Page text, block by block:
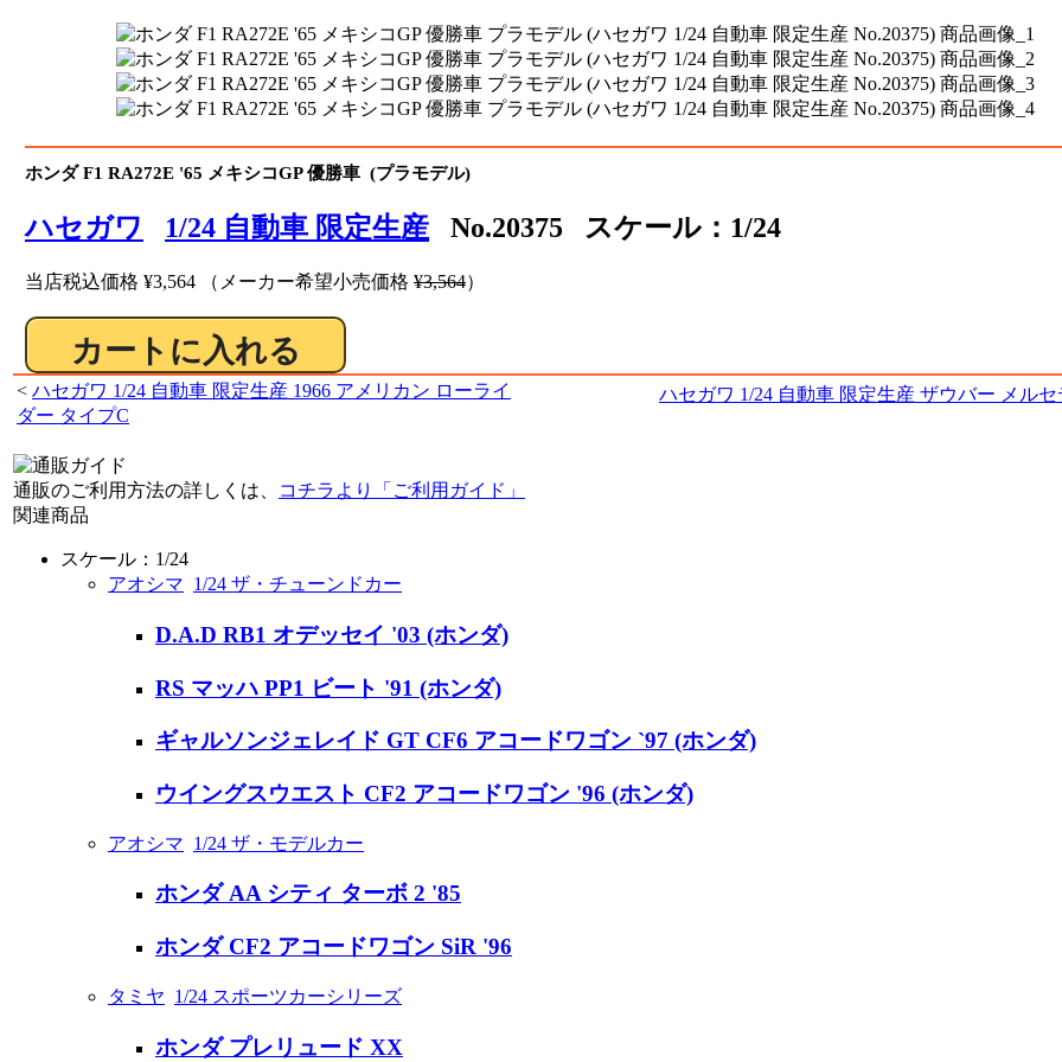
ホンダ F1 RA272E '65 メキシコGP 優勝車 (プラモデル)
ハセガワ 1/24 自動車 限定生産 No.20375 スケール：1/24
当店税込価格 ¥3,564 （メーカー希望小売価格 ¥3,564）
< ハセガワ 1/24 自動車 限定生産 1966 アメリカン ローライ
ダー タイプC
ハセガワ 1/24 自動車 限定生産 ザウバー メルセ
通販のご利用方法の詳しくは、
コチラより「ご利用ガイド」
関連商品
スケール：1/24
アオシマ 1/24 ザ・チューンドカー
D.A.D RB1 オデッセイ '03 (ホンダ)
RS マッハ PP1 ビート '91 (ホンダ)
ギャルソンジェレイド GT CF6 アコードワゴン `97 (ホンダ)
ウイングスウエスト CF2 アコードワゴン '96 (ホンダ)
アオシマ 1/24 ザ・モデルカー
ホンダ AA シティ ターボ 2 '85
ホンダ CF2 アコードワゴン SiR '96
タミヤ 1/24 スポーツカーシリーズ
ホンダ プレリュード XX